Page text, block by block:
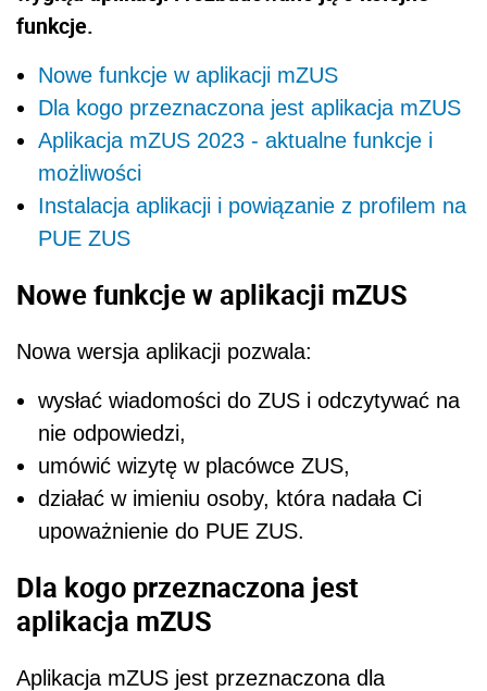
funkcje.
Nowe funkcje w aplikacji mZUS
Dla kogo przeznaczona jest aplikacja mZUS
Aplikacja mZUS 2023 - aktualne funkcje i
możliwości
Instalacja aplikacji i powiązanie z profilem na
PUE ZUS
Nowe funkcje w aplikacji mZUS
Nowa wersja aplikacji pozwala:
wysłać wiadomości do ZUS i odczytywać na
nie odpowiedzi,
umówić wizytę w placówce ZUS,
działać w imieniu osoby, która nadała Ci
upoważnienie do PUE ZUS.
Dla kogo przeznaczona jest
aplikacja mZUS
Aplikacja mZUS jest przeznaczona dla